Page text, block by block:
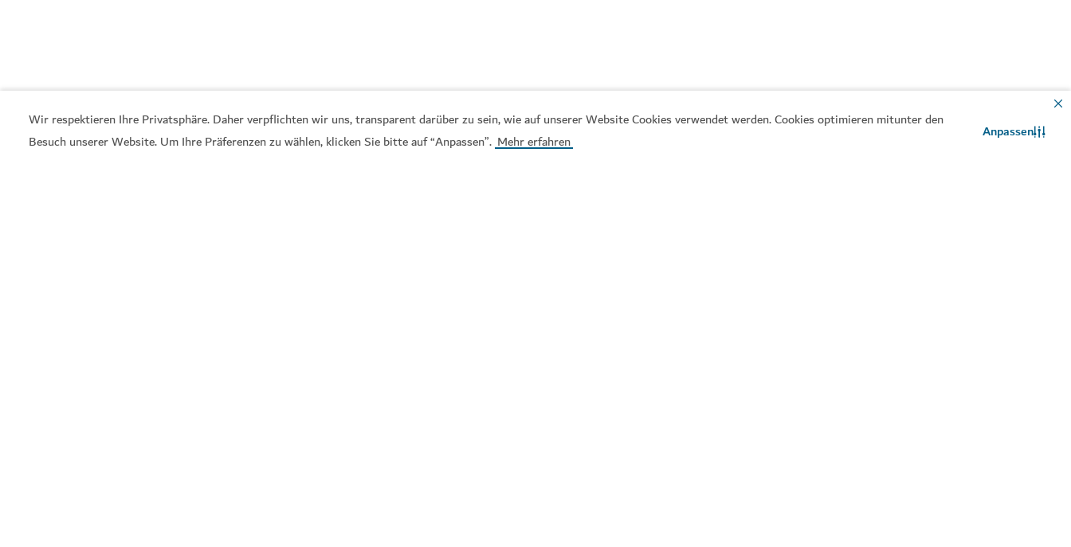
Wir respektieren Ihre Privatsphäre. Daher verpflichten wir uns, transparent darüber zu sein, wie auf unserer Website Cookies verwendet werden. Cookies optimieren mitunter den
Besuch unserer Website. Um Ihre Präferenzen zu wählen, klicken Sie bitte auf “Anpassen”. Mehr erfahren Anpassen